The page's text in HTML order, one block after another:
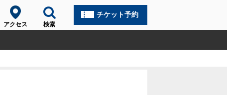
アクセス 検索
チケット予約